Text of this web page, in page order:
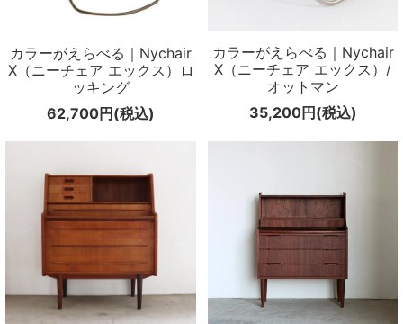
カラーがえらべる｜Nychair
X（ニーチェア エックス）ロ
ッキング
62,700円(税込)
カラーがえらべる｜Nychair
X（ニーチェア エックス）/
オットマン
35,200円(税込)